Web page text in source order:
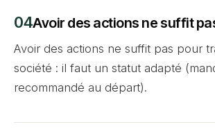
Avoir des actions ne suffit
Avoir des actions ne suffit pas pour
société : il faut un statut adapté
recommandé au départ).